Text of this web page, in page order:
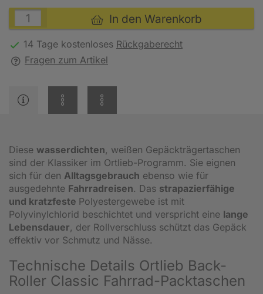
In den Warenkorb
14 Tage kostenloses Rückgaberecht
Fragen zum Artikel
Diese wasserdichten, weißen Gepäckträgertaschen
sind der Klassiker im Ortlieb-Programm. Sie eignen
sich für den Alltagsgebrauch ebenso wie für
ausgedehnte Fahrradreisen. Das strapazierfähige
und kratzfeste Polyestergewebe ist mit
Polyvinylchlorid beschichtet und verspricht eine lange
Lebensdauer, der Rollverschluss schützt das Gepäck
effektiv vor Schmutz und Nässe.
Technische Details Ortlieb Back-
Roller Classic Fahrrad-Packtaschen